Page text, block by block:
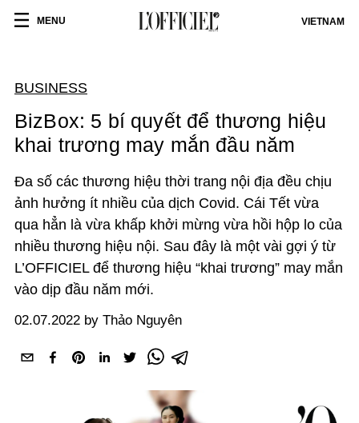
MENU VIETNAM
BUSINESS
BizBox: 5 bí quyết để thương hiệu
khai trương may mắn đầu năm
Đa số các thương hiệu thời trang nội địa đều chịu
ảnh hưởng ít nhiều của dịch Covid. Cái Tết vừa
qua hẳn là vừa khấp khởi mừng vừa hồi hộp lo của
nhiều thương hiệu nội. Sau đây là một vài gợi ý từ
L’OFFICIEL để thương hiệu “khai trương” may mắn
vào dịp đầu năm mới.
02.07.2022 by Thảo Nguyên